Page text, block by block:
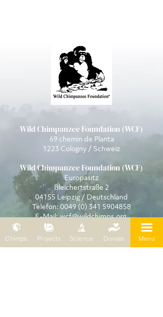
Wild Chimpanzee Foundation (WCF)
69 chemin de Planta
1223 Cologny / Schweiz
Wild Chimpanzee Foundation (WCF)
Europasitz
Bleichertstraße 2
04155 Leipzig / Deutschland
Telefon: 0049 (0) 341 5904858
E-Mail:wcf@wildchimps.org
FRAGEN UND HINWEISE
Chimps Projects Science Donate Menu